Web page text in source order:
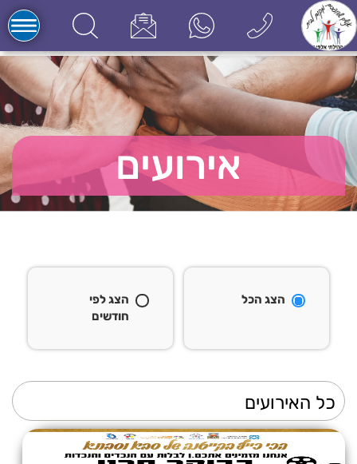
אירועים
הצג הכל
הצג לפי
חודשים